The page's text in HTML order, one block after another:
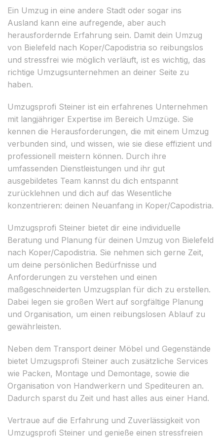
Ein Umzug in eine andere Stadt oder sogar ins
Ausland kann eine aufregende, aber auch
herausfordernde Erfahrung sein. Damit dein Umzug
von Bielefeld nach Koper/Capodistria so reibungslos
und stressfrei wie möglich verläuft, ist es wichtig, das
richtige Umzugsunternehmen an deiner Seite zu
haben.
Umzugsprofi Steiner ist ein erfahrenes Unternehmen
mit langjähriger Expertise im Bereich Umzüge. Sie
kennen die Herausforderungen, die mit einem Umzug
verbunden sind, und wissen, wie sie diese effizient und
professionell meistern können. Durch ihre
umfassenden Dienstleistungen und ihr gut
ausgebildetes Team kannst du dich entspannt
zurücklehnen und dich auf das Wesentliche
konzentrieren: deinen Neuanfang in Koper/Capodistria.
Umzugsprofi Steiner bietet dir eine individuelle
Beratung und Planung für deinen Umzug von Bielefeld
nach Koper/Capodistria. Sie nehmen sich gerne Zeit,
um deine persönlichen Bedürfnisse und
Anforderungen zu verstehen und einen
maßgeschneiderten Umzugsplan für dich zu erstellen.
Dabei legen sie großen Wert auf sorgfältige Planung
und Organisation, um einen reibungslosen Ablauf zu
gewährleisten.
Neben dem Transport deiner Möbel und Gegenstände
bietet Umzugsprofi Steiner auch zusätzliche Services
wie Packen, Montage und Demontage, sowie die
Organisation von Handwerkern und Spediteuren an.
Dadurch sparst du Zeit und hast alles aus einer Hand.
Vertraue auf die Erfahrung und Zuverlässigkeit von
Umzugsprofi Steiner und genieße einen stressfreien